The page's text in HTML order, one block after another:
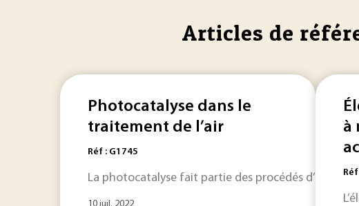
Articles de
Photocatalyse dans le
traitement de l’air
Réf : G1745
La photocatalyse fait partie des procédés
à